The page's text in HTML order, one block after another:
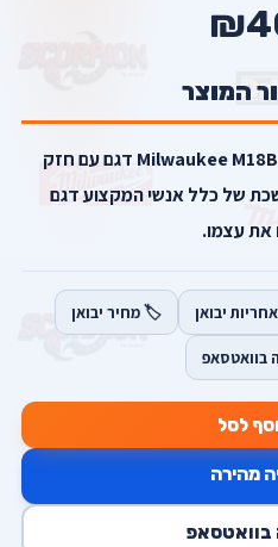
המוצר
מברגת אימפקט Milwaukee M18BID 2656-20 דגם עם חזק
של כלל אנשי המקצוע דגם
את עצמו.
יבואן 🏷️ מחיר יבואן
בוואטסאפ
לסל
מהירה
בוואטסאפ